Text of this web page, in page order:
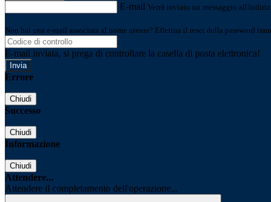
E-mail Verrà inviato un messaggio
Non hai una e-mail associata al nome utente? Effettua il reset della password
E-mail inviata, si prega di controllare la casella di posta elettronica!
Errore
Chiudi
Successo
Chiudi
Informazione
Chiudi
Attendere...
Attendere il completamento dell'operazione...